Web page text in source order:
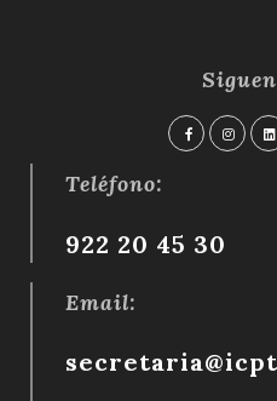
Teléfono:
922 20 45 30
Email: